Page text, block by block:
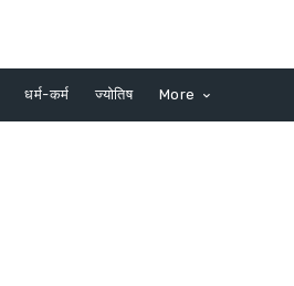
धर्म-कर्म ज्योतिष More